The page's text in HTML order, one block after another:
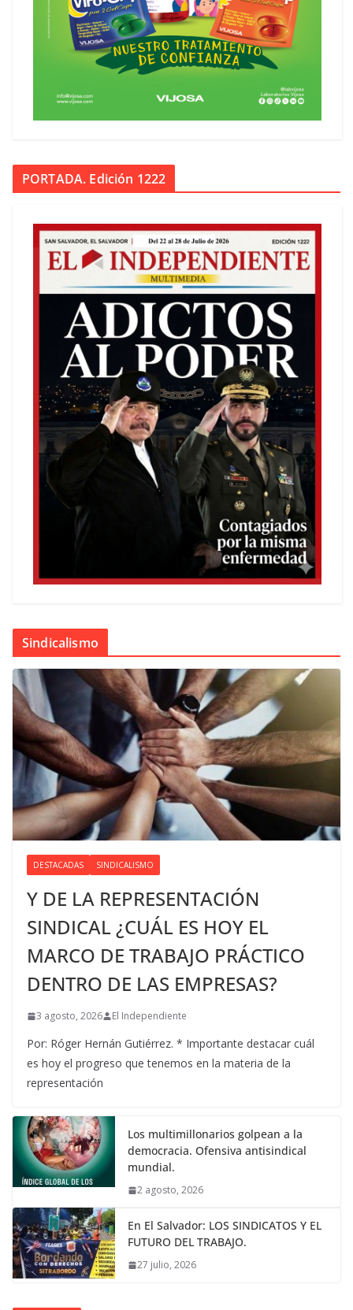
PORTADA. Edición 1222
Sindicalismo
DESTACADAS SINDICALISMO
Y DE LA REPRESENTACIÓN
SINDICAL ¿CUÁL ES HOY EL
MARCO DE TRABAJO PRÁCTICO
DENTRO DE LAS EMPRESAS?
3 agosto, 2026 El Independiente
Por: Róger Hernán Gutiérrez. * Importante destacar cuál
es hoy el progreso que tenemos en la materia de la
representación
Los multimillonarios golpean a la
democracia. Ofensiva antisindical
mundial.
2 agosto, 2026
En El Salvador: LOS SINDICATOS Y EL
FUTURO DEL TRABAJO.
27 julio, 2026